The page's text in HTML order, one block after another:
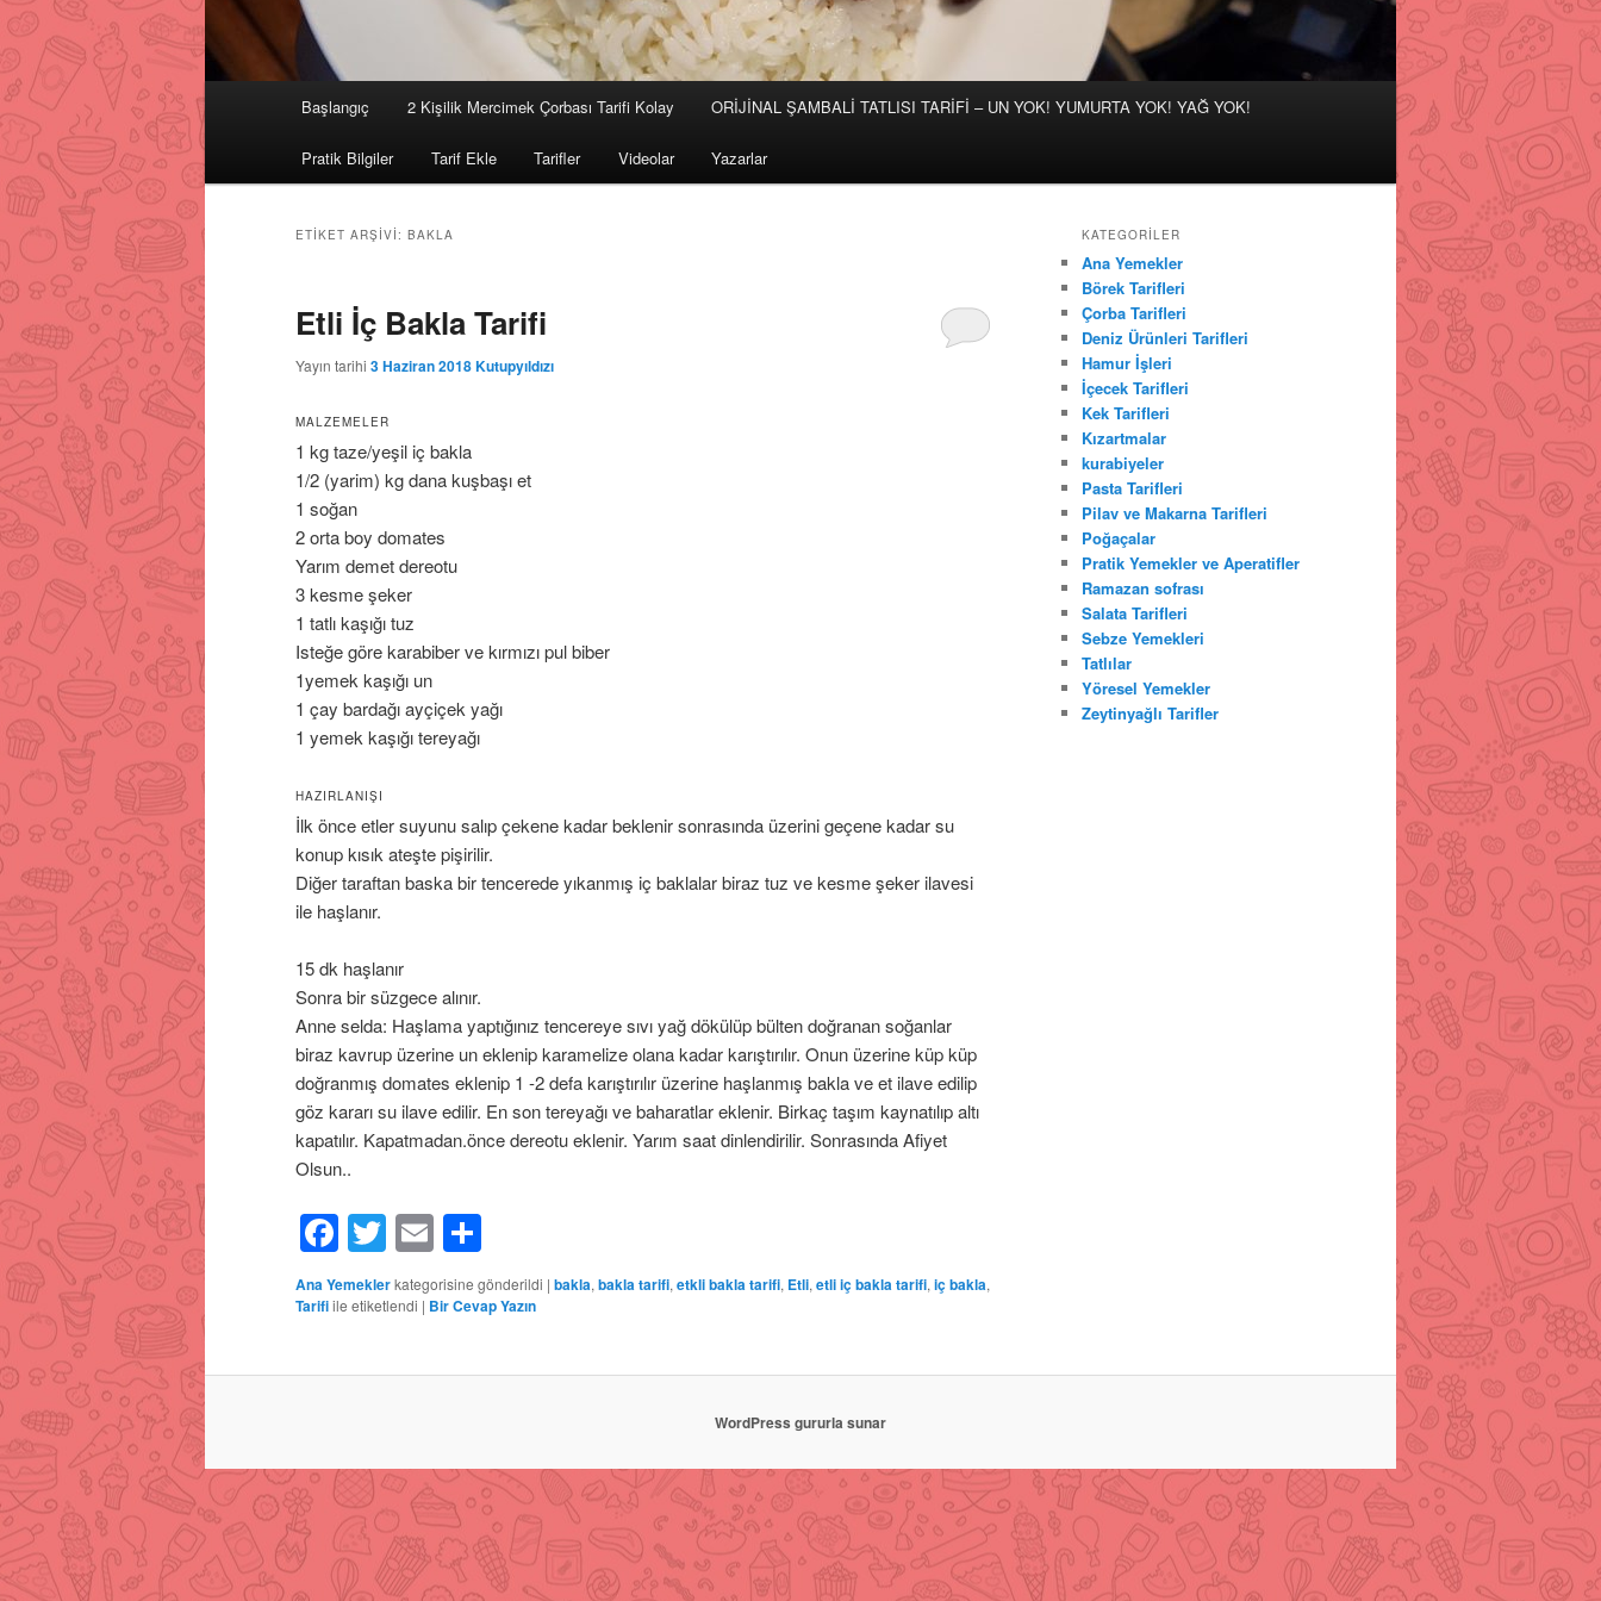
Birincil
içeriğe
geç
İkincil
içeriğe
geç
Başlangıç 2 Kişilik Mercimek Çorbası Tarifi Kolay ORİJİNAL ŞAMBALİ TATLISI TARİFİ – UN YOK! YUMURTA YOK! YAĞ YOK!
Pratik Bilgiler Tarif Ekle Tarifler Videolar Yazarlar
ETIKET ARŞIVI: BAKLA
Etli İç Bakla Tarifi
Yayın tarihi 3 Haziran 2018Kutupyıldızı
MALZEMELER
1 kg taze/yeşil iç bakla
1/2 (yarim) kg dana kuşbaşı et
1 soğan
2 orta boy domates
Yarım demet dereotu
3 kesme şeker
1 tatlı kaşığı tuz
Isteğe göre karabiber ve kırmızı pul biber
1yemek kaşığı un
1 çay bardağı ayçiçek yağı
1 yemek kaşığı tereyağı
HAZIRLANIŞI
İlk önce etler suyunu salıp çekene kadar beklenir sonrasında üzerini geçene kadar su
konup kısık ateşte pişirilir.
Diğer taraftan baska bir tencerede yıkanmış iç baklalar biraz tuz ve kesme şeker ilavesi
ile haşlanır.
15 dk haşlanır
Sonra bir süzgece alınır.
Anne selda: Haşlama yaptığınız tencereye sıvı yağ dökülüp bülten doğranan soğanlar
biraz kavrup üzerine un eklenip karamelize olana kadar karıştırılır. Onun üzerine küp küp
doğranmış domates eklenip 1 -2 defa karıştırılır üzerine haşlanmış bakla ve et ilave edilip
göz kararı su ilave edilir. En son tereyağı ve baharatlar eklenir. Birkaç taşım kaynatılıp altı
kapatılır. Kapatmadan.önce dereotu eklenir. Yarım saat dinlendirilir. Sonrasında Afiyet
Olsun..
Facebook
Twitter
Email
Ana Yemeklerkategorisine gönderildi | bakla, bakla tarifi, etkli bakla tarifi, Etli, etli iç bakla tarifi, iç bakla,
Tarifiile etiketlendi | Bir Cevap Yazın
KATEGORILER
Ana Yemekler
Börek Tarifleri
Çorba Tarifleri
Deniz Ürünleri Tarifleri
Hamur İşleri
İçecek Tarifleri
Kek Tarifleri
Kızartmalar
kurabiyeler
Pasta Tarifleri
Pilav ve Makarna Tarifleri
Poğaçalar
Pratik Yemekler ve Aperatifler
Ramazan sofrası
Salata Tarifleri
Sebze Yemekleri
Tatlılar
Yöresel Yemekler
Zeytinyağlı Tarifler
WordPress gururla sunar